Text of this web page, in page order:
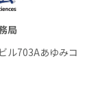
局
ル703Aあゆみコ